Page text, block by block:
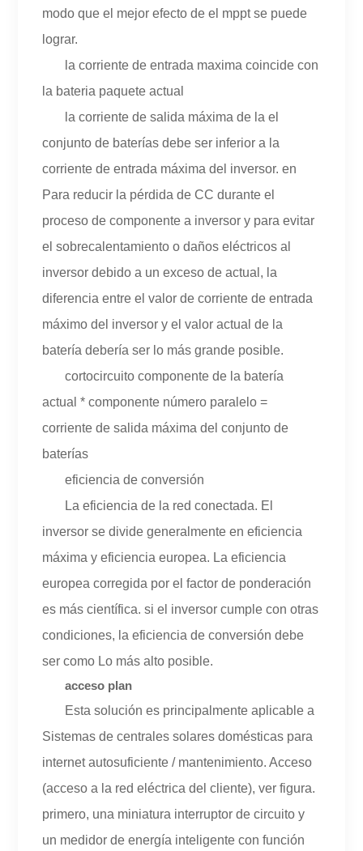
modo que el mejor efecto de el mppt se puede
lograr.
la corriente de entrada maxima coincide con
la bateria paquete actual
la corriente de salida máxima de la el
conjunto de baterías debe ser inferior a la
corriente de entrada máxima del inversor. en
Para reducir la pérdida de CC durante el
proceso de componente a inversor y para evitar
el sobrecalentamiento o daños eléctricos al
inversor debido a un exceso de actual, la
diferencia entre el valor de corriente de entrada
máximo del inversor y el valor actual de la
batería debería ser lo más grande posible.
cortocircuito componente de la batería
actual * componente número paralelo =
corriente de salida máxima del conjunto de
baterías
eficiencia de conversión
La eficiencia de la red conectada. El
inversor se divide generalmente en eficiencia
máxima y eficiencia europea. La eficiencia
europea corregida por el factor de ponderación
es más científica. si el inversor cumple con otras
condiciones, la eficiencia de conversión debe
ser como Lo más alto posible.
acceso plan
Esta solución es principalmente aplicable a
Sistemas de centrales solares domésticas para
internet autosuficiente / mantenimiento. Acceso
(acceso a la red eléctrica del cliente), ver figura.
primero, una miniatura interruptor de circuito y
un medidor de energía inteligente con función